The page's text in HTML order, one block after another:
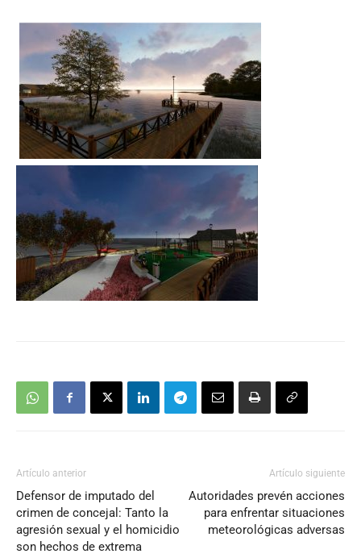
Artículo anterior
Defensor de imputado del
crimen de concejal: Tanto la
agresión sexual y el homicidio
son hechos de extrema
Artículo siguiente
Autoridades prevén acciones
para enfrentar situaciones
meteorológicas adversas